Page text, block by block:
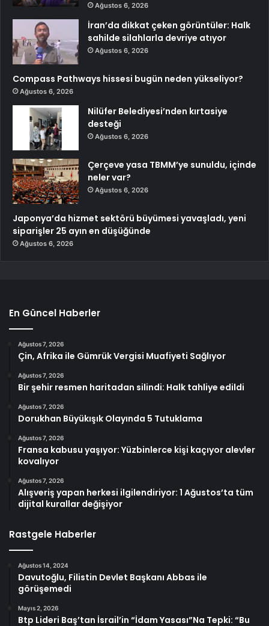
Ağustos 6, 2026
İran’da dikkat çeken görüntüler: Halk
sahilde silahlarla devriye atıyor
Ağustos 6, 2026
Compass Pathways hissesi bugün neden yükseliyor?
Ağustos 6, 2026
Nilüfer Belediyesi’nden kırtasiye
desteği
Ağustos 6, 2026
Çerçeve yasa TBMM’ye sunuldu, içinde
neler var?
Ağustos 6, 2026
Japonya’da hizmet sektörü büyümesi yavaşladı, yeni
siparişler 25 ayın en düşüğünde
Ağustos 6, 2026
En Güncel Haberler
Ağustos 7, 2026
Çin, Afrika ile Gümrük Vergisi Muafiyeti Sağlıyor
Ağustos 7, 2026
Bir şehir resmen haritadan silindi: Halk tahliye edildi
Ağustos 7, 2026
Dorukhan Büyükışık Olayında 5 Tutuklama
Ağustos 7, 2026
Fransa kabusu yaşıyor: Yüzbinlerce kişi kaçıyor alevler
kovalıyor
Ağustos 7, 2026
Alışveriş yapan herkesi ilgilendiriyor: 1 Ağustos’ta tüm
dijital kurallar değişiyor
Rastgele Haberler
Ağustos 14, 2024
Davutoğlu, Filistin Devlet Başkanı Abbas ile
görüşemedi
Mayıs 2, 2026
Btp Lideri Baş’tan İsrail’in “İdam Yasası”Na Tepki: “Bu